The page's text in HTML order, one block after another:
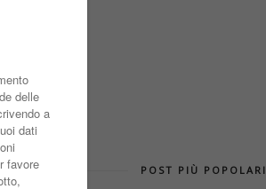
POST PIÙ POPOLARI